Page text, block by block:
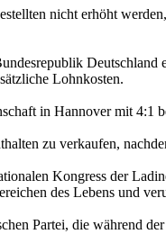
nicht erhöht
Lohnkosten.
in Hannover mit 4:1
zu verkaufen,
Kongress der
des Lebens und
Partei, die während